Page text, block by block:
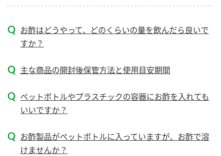
商品からレシピを探す
商品カテゴリ
酢 調味酢
みりん風・料理酒
新商品一覧
ブランド・スペシャルサイト
お酢はどうやって、どのくらいの量を飲んだら良いで
すか？
主な商品の開封後保管方法と使用目安期間
ペットボトルやプラスチックの容器にお酢を入れても
いいですか？
お酢製品がペットボトルに入っていますが、お酢で溶
けませんか？